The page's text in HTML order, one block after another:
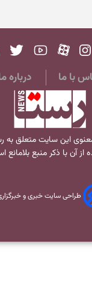
با ما درباره
این سایت متعلق به
از آن با ذکر منبع بلامانع
طراحی سایت خبری و